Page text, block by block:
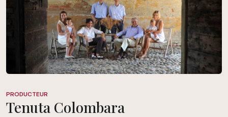
PRODUCTEUR
Tenuta Colombara